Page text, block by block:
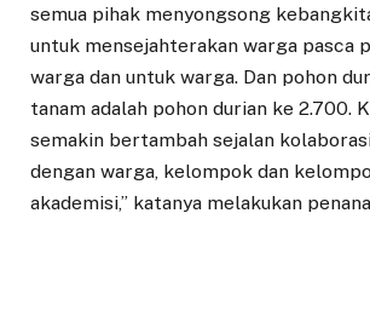
semua pihak menyongsong
untuk mensejahterakan warga pasca
warga dan untuk warga. Dan pohon
tanam adalah pohon durian ke 2.700.
semakin bertambah sejalan
dengan warga, kelompok dan
akademisi,” katanya melakukan